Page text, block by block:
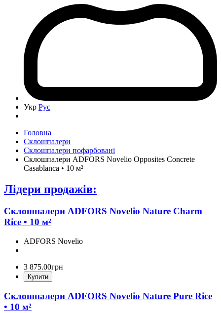
Укр Рус
Головна
Склошпалери
Склошпалери пофарбовані
Склошпалери ADFORS Novelio Opposites Concrete
Casablanca • 10 м²
Лідери продажів:
Склошпалери ADFORS Novelio Nature Charm
Rice • 10 м²
ADFORS Novelio
3 875.00грн
Купити
Склошпалери ADFORS Novelio Nature Pure Rice
• 10 м²